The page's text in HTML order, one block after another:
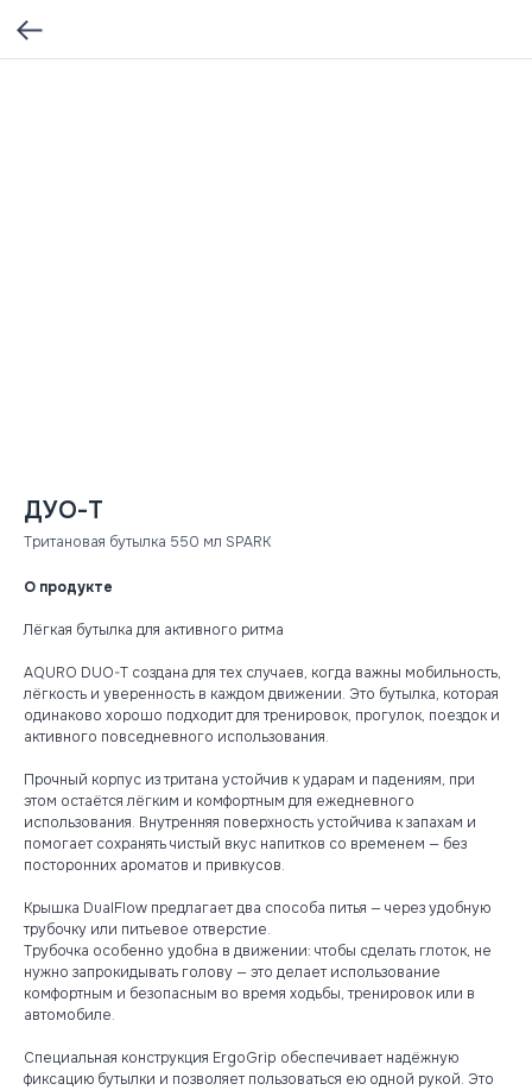
ДУО-Т
Тритановая бутылка 550 мл SPARK
О продукте
Лёгкая бутылка для активного ритма
AQURO DUO-T создана для тех случаев, когда важны мобильность,
лёгкость и уверенность в каждом движении. Это бутылка, которая
одинаково хорошо подходит для тренировок, прогулок, поездок и
активного повседневного использования.
Прочный корпус из тритана устойчив к ударам и падениям, при
этом остаётся лёгким и комфортным для ежедневного
использования. Внутренняя поверхность устойчива к запахам и
помогает сохранять чистый вкус напитков со временем — без
посторонних ароматов и привкусов.
Крышка DualFlow предлагает два способа питья — через удобную
трубочку или питьевое отверстие.
Трубочка особенно удобна в движении: чтобы сделать глоток, не
нужно запрокидывать голову — это делает использование
комфортным и безопасным во время ходьбы, тренировок или в
автомобиле.
Специальная конструкция ErgoGrip обеспечивает надёжную
фиксацию бутылки и позволяет пользоваться ею одной рукой. Это